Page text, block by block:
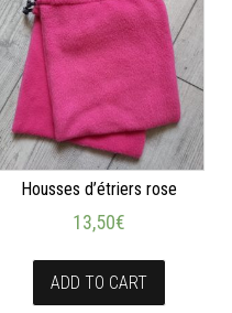
Housses d’étriers rose
13,50€
ADD TO CART